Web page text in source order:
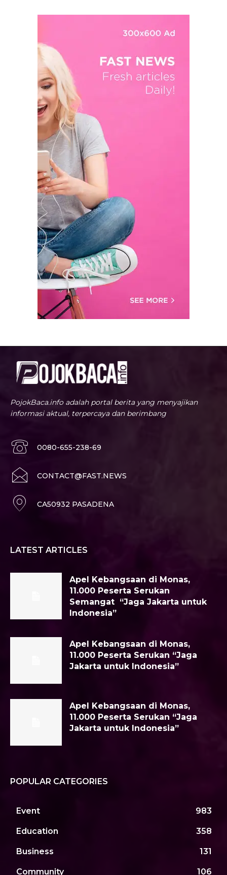
PojokBaca.info adalah portal berita yang menyajikan
informasi aktual, terpercaya dan berimbang
0080-655-238-69
CONTACT@FAST.NEWS
CA50932 PASADENA
LATEST ARTICLES
Apel Kebangsaan di Monas,
11.000 Peserta Serukan
Semangat “Jaga Jakarta untuk
Indonesia”
Apel Kebangsaan di Monas,
11.000 Peserta Serukan “Jaga
Jakarta untuk Indonesia”
Apel Kebangsaan di Monas,
11.000 Peserta Serukan “Jaga
Jakarta untuk Indonesia”
POPULAR CATEGORIES
Event 983
Education 358
Business 131
Community 106